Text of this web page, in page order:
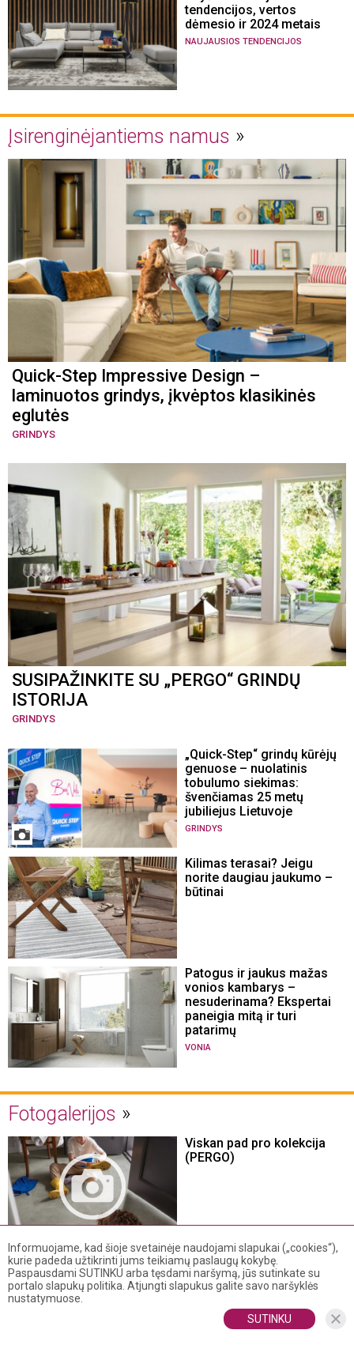
tendencijos, vertos
dėmesio ir 2024 metais
NAUJAUSIOS TENDENCIJOS
Įsirenginėjantiems namus
Quick-Step Impressive Design –
laminuotos grindys, įkvėptos klasikinės
eglutės
GRINDYS
SUSIPAŽINKITE SU „PERGO“ GRINDŲ
ISTORIJA
GRINDYS
„Quick-Step“ grindų kūrėjų
genuose – nuolatinis
tobulumo siekimas:
švenčiamas 25 metų
jubiliejus Lietuvoje
GRINDYS
Kilimas terasai? Jeigu
norite daugiau jaukumo –
būtinai
Patogus ir jaukus mažas
vonios kambarys –
nesuderinama? Ekspertai
paneigia mitą ir turi
patarimų
VONIA
Fotogalerijos
Viskan pad pro kolekcija
(PERGO)
Isefjord pad pro kolekcija
(PERGO)
Informuojame, kad šioje svetainėje naudojami slapukai („cookies“),
kurie padeda užtikrinti jums teikiamų paslaugų kokybę.
Paspausdami SUTINKU arba tęsdami naršymą, jūs sutinkate su
portalo slapukų politika. Atjungti slapukus galite savo naršyklės
nustatymuose.
SUTINKU